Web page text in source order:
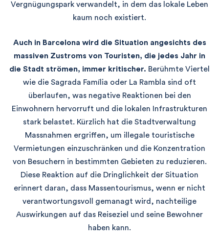
Vergnügungspark verwandelt, in dem das lokale Leben
kaum noch existiert.
Auch in Barcelona wird die Situation angesichts des
massiven Zustroms von Touristen, die jedes Jahr in
die Stadt strömen, immer kritischer. Berühmte Viertel
wie die Sagrada Família oder La Rambla sind oft
überlaufen, was negative Reaktionen bei den
Einwohnern hervorruft und die lokalen Infrastrukturen
stark belastet. Kürzlich hat die Stadtverwaltung
Massnahmen ergriffen, um illegale touristische
Vermietungen einzuschränken und die Konzentration
von Besuchern in bestimmten Gebieten zu reduzieren.
Diese Reaktion auf die Dringlichkeit der Situation
erinnert daran, dass Massentourismus, wenn er nicht
verantwortungsvoll gemanagt wird, nachteilige
Auswirkungen auf das Reiseziel und seine Bewohner
haben kann.